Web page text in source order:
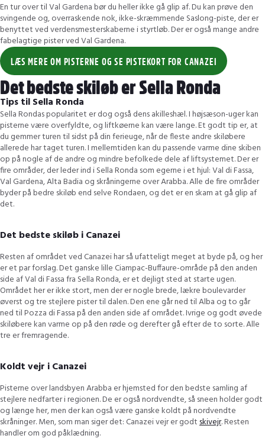
En tur over til Val Gardena bør du heller ikke gå glip af. Du kan prøve den
svingende og, overraskende nok, ikke-skræmmende Saslong-piste, der er
benyttet ved verdensmesterskaberne i styrtløb. Der er også mange andre
fabelagtige pister ved Val Gardena.
LÆS MERE OM PISTERNE OG SE PISTEKORT FOR CANAZEI
Det bedste skiløb er Sella Ronda
Tips til Sella Ronda
Sella Rondas popularitet er dog også dens akilleshæl. I højsæson-uger kan
pisterne være overfyldte, og liftkøerne kan være lange. Et godt tip er, at
du gemmer turen til sidst på ​​din ferieuge, når de fleste andre skiløbere
allerede har taget turen. I mellemtiden kan du passende varme dine skiben
op på nogle af de andre og mindre befolkede dele af liftsystemet. Der er
fire områder, der leder ind i Sella Ronda som egerne i et hjul: Val di Fassa,
Val Gardena, Alta Badia og skråningerne over Arabba. Alle de fire områder
byder på bedre skiløb end selve Rondaen, og det er en skam at gå glip af
det.
Det bedste skiløb i Canazei
Resten af området ved Canazei har så ufatteligt meget at byde på, og her
er et par forslag. Det ganske lille Ciampac-Buffaure-område på den anden
side af Val di Fassa fra Sella Ronda, er et dejligt sted at starte ugen.
Området her er ikke stort, men der er nogle brede, lækre boulevarder
øverst og tre stejlere pister til dalen. Den ene går ned til Alba og to går
ned til Pozza di Fassa på den anden side af området. Ivrige og godt øvede
skiløbere kan varme op på den røde og derefter gå efter de to sorte. Alle
tre er fremragende.
Koldt vejr i Canazei
Pisterne over landsbyen Arabba er hjemsted for den bedste samling af
stejlere nedfarter i regionen. De er også nordvendte, så sneen holder godt
og længe her, men der kan også være ganske koldt på nordvendte
skråninger. Men, som man siger det: Canazei vejr er godtskivejr. Resten
handler om god påklædning.